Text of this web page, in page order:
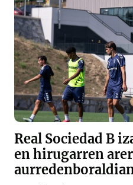
Real Sociedad B
en hirugarren